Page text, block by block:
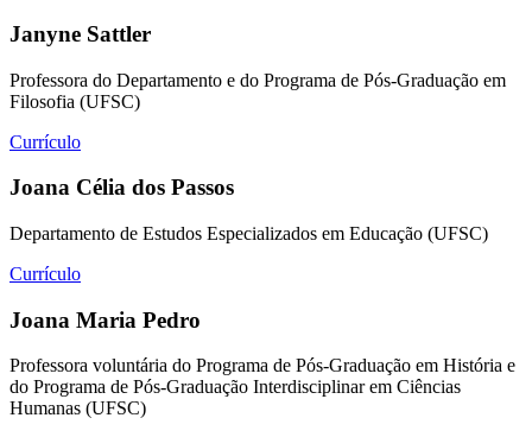
Janyne Sattler
Professora do Departamento e do Programa de Pós-Graduação em
Filosofia (UFSC)
Currículo
Joana Célia dos Passos
Departamento de Estudos Especializados em Educação (UFSC)
Currículo
Joana Maria Pedro
Professora voluntária do Programa de Pós-Graduação em História e
do Programa de Pós-Graduação Interdisciplinar em Ciências
Humanas (UFSC)